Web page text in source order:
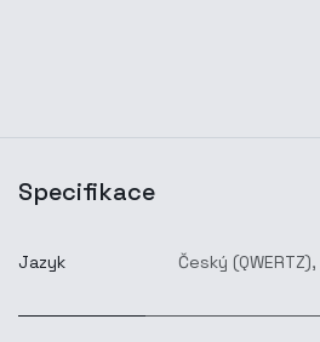
Specifikace
Jazyk Český (QWERTZ),